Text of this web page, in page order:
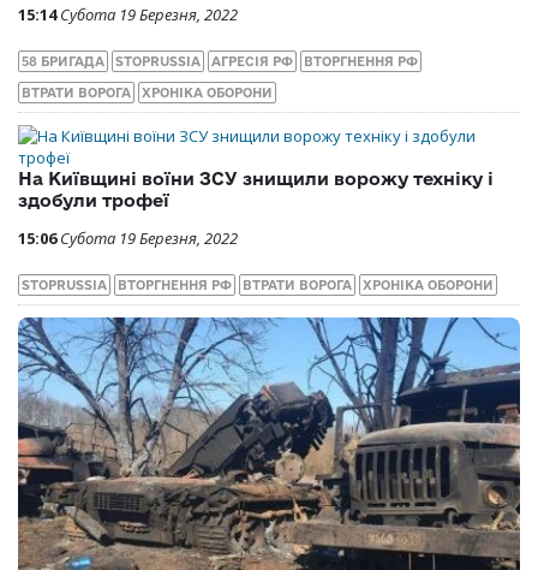
15:14 Субота 19 Березня, 2022
58 БРИГАДА STOPRUSSIA АГРЕСІЯ РФ ВТОРГНЕННЯ РФ
ВТРАТИ ВОРОГА ХРОНІКА ОБОРОНИ
На Київщині воїни ЗСУ знищили ворожу техніку і
здобули трофеї
15:06 Субота 19 Березня, 2022
STOPRUSSIA ВТОРГНЕННЯ РФ ВТРАТИ ВОРОГА ХРОНІКА ОБОРОНИ